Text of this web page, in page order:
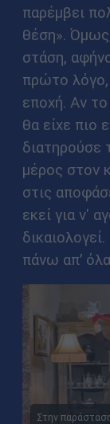
παρέμβει
θέση».
στάση,
πρώτο λόγο,
εποχή. Αν
θα είχε πιο
διατηρούσε
μέρος στον
στις
εκεί για ν'
πάνω απ’
Στην